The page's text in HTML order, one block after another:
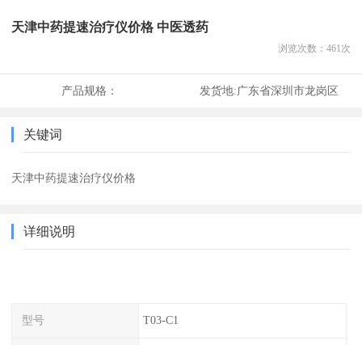
天津中药提速治疗仪价格 中医透药
浏览次数： 461次
产品规格： 发货地:广东省深圳市龙岗区
关键词
天津中药提速治疗仪价格
详细说明
型号 T03-C1